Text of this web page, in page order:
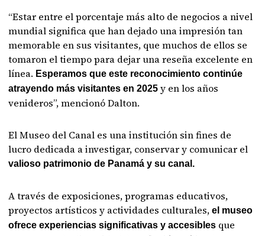
“Estar entre el porcentaje más alto de negocios a nivel
mundial significa que han dejado una impresión tan
memorable en sus visitantes, que muchos de ellos se
tomaron el tiempo para dejar una reseña excelente en
línea. Esperamos que este reconocimiento continúe
atrayendo más visitantes en 2025 y en los años
venideros”, mencionó Dalton.
El Museo del Canal es una institución sin fines de
lucro dedicada a investigar, conservar y comunicar el
valioso patrimonio de Panamá y su canal.
A través de exposiciones, programas educativos,
proyectos artísticos y actividades culturales, el museo
ofrece experiencias significativas y accesibles que